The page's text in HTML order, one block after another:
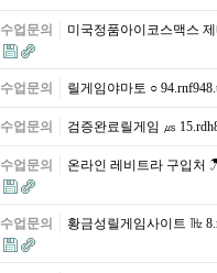
수업문의 미국정품아이코스맥스
수업문의 릴게임야마토 ○
수업문의 검증완료릴게임 ㎲
수업문의 온라인 레비트라 구입처
수업문의 황금성릴게임사이트 ㎔